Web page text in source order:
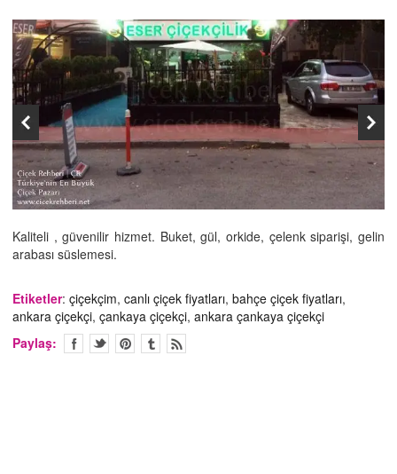
Kaliteli , güvenilir hizmet. Buket, gül, orkide, çelenk siparişi, gelin
arabası süslemesi.
Etiketler: çiçekçim, canlı çiçek fiyatları, bahçe çiçek fiyatları,
ankara çiçekçi, çankaya çiçekçi, ankara çankaya çiçekçi
Paylaş: